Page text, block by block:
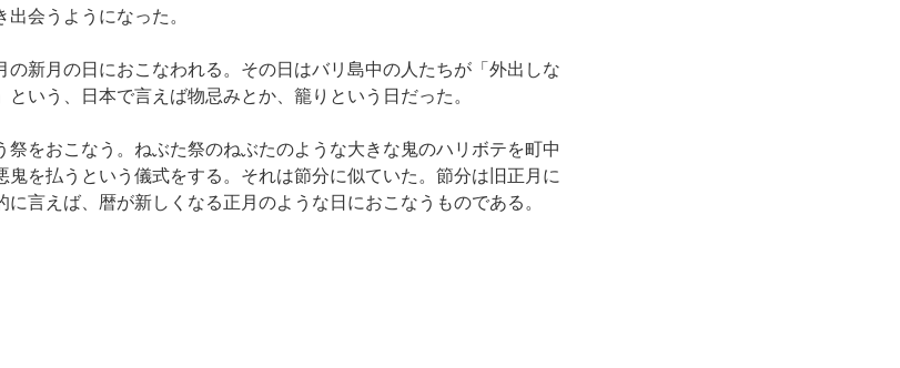
会うようになった。
の新月の日におこなわれる。その日はバリ島中の人たちが「外出しな
いう、日本で言えば物忌みとか、籠りという日だった。
祭をおこなう。ねぶた祭のねぶたのような大きな鬼のハリボテを町中
鬼を払うという儀式をする。それは節分に似ていた。節分は旧正月に
言えば、暦が新しくなる正月のような日におこなうものである。